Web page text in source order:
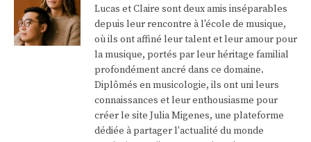
Lucas et Claire sont deux amis inséparables
depuis leur rencontre à l'école de musique,
où ils ont affiné leur talent et leur amour pour
la musique, portés par leur héritage familial
profondément ancré dans ce domaine.
Diplômés en musicologie, ils ont uni leurs
connaissances et leur enthousiasme pour
créer le site Julia Migenes, une plateforme
dédiée à partager l'actualité du monde